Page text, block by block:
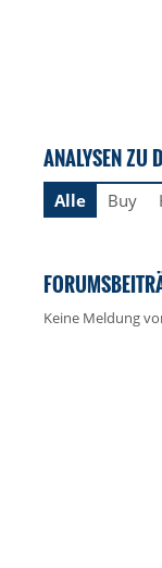
ANALYSEN ZU
Alle Buy
Keine Meldung